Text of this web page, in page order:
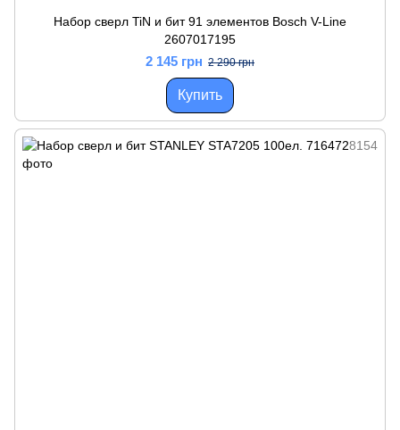
Набор сверл TiN и бит 91 элементов Bosch V-Line
2607017195
2 145 грн 2 290 грн
Купить